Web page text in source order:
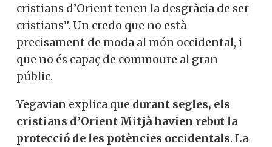
cristians d’Orient tenen la desgràcia de ser
cristians”. Un credo que no està
precisament de moda al món occidental, i
que no és capaç de commoure al gran
públic.
Yegavian explica que durant segles, els
cristians d’Orient Mitjà havien rebut la
protecció de les potències occidentals. La